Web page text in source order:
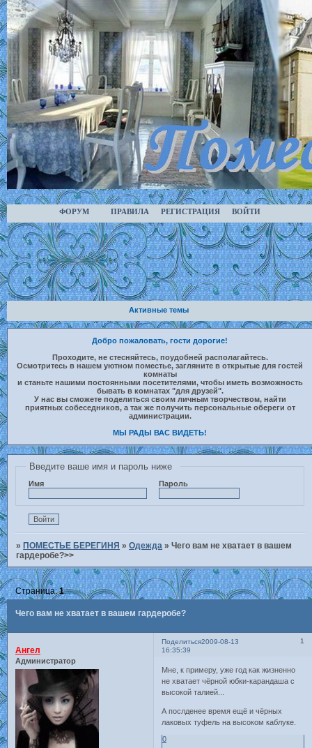
ФОРУМ ПРАВИЛА РЕГИСТРАЦИЯ ВОЙТИ
Активные темы
Добро пожаловать, гости дорогие!
Проходите, не стесняйтесь, поудобней располагайтесь.
Осмотритесь в нашем уютном поместье, загляните в открытые для гостей
комнаты
и станьте нашими постоянными посетителями, чтобы иметь возможность
бывать в комнатах "для друзей".
У нас вы сможете поделиться своим личным творчеством, найти
приятных собеседников, а так же получить персональные обереги от
администрации.
МЫ РАДЫ ВАС ВИДЕТЬ!
Введите ваше имя и пароль ниже
Имя Пароль
»ПОМЕСТЬЕ БЕРЕГИНЯ »Одежда »Чего вам не хватает в вашем
гардеробе?>>
Чего вам не хватает в вашем гардеробе?
Страница:1
Поделиться 1
2009-08-13
16:35:39
Ангел
Администратор
Мне, к примеру, уже год как жизненно
не хватает чёрной юбки-карандаша с
высокой талией...
А послденее время ещё и чёрных
лаковых туфель на высоком каблуке.
0